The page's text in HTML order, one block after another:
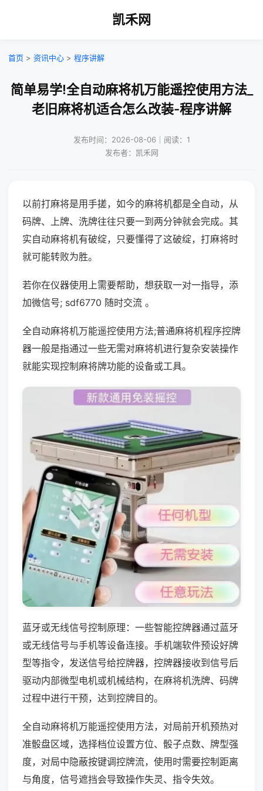
凯禾网
首页 > 资讯中心 > 程序讲解
简单易学!全自动麻将机万能遥控使用方法_
老旧麻将机适合怎么改装-程序讲解
发布时间：2026-08-06｜阅读：1
发布者：凯禾网
以前打麻将是用手搓，如今的麻将机都是全自动，从
码牌、上牌、洗牌往往只要一到两分钟就会完成。其
实自动麻将机有破绽，只要懂得了这破绽，打麻将时
就可能转败为胜。
若你在仪器使用上需要帮助，想获取一对一指导，添
加微信号; sdf6770 随时交流 。
全自动麻将机万能遥控使用方法;普通麻将机程序控牌
器一般是指通过一些无需对麻将机进行复杂安装操作
就能实现控制麻将牌功能的设备或工具。
蓝牙或无线信号控制原理：一些智能控牌器通过蓝牙
或无线信号与手机等设备连接。手机端软件预设好牌
型等指令，发送信号给控牌器，控牌器接收到信号后
驱动内部微型电机或机械结构，在麻将机洗牌、码牌
过程中进行干预，达到控牌目的。
全自动麻将机万能遥控使用方法，对局前开机预热对
准骰盘区域，选择档位设置方位、骰子点数、牌型强
度，对局中隐蔽按键调控牌流，使用时需要控制距离
与角度，信号遮挡会导致操作失灵、指令失效。